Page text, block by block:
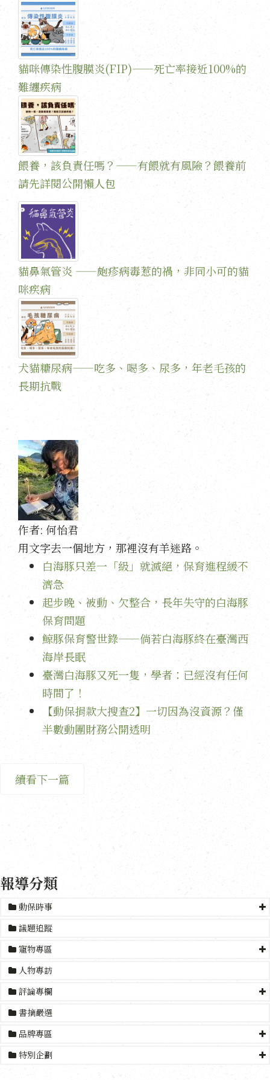
貓咪傳染性腹膜炎(FIP)——死亡率接近100%的
難纏疾病
餵養，該負責任嗎？——有餵就有風險？餵養前
請先詳閱公開懶人包
貓鼻氣管炎 ——皰疹病毒惹的禍，非同小可的貓
咪疾病
犬貓糖尿病——吃多、喝多、尿多，年老毛孩的
長期抗戰
作者: 何怡君
用文字去一個地方，那裡沒有羊迷路。
白海豚只差一「級」就滅絕，保育進程緩不
濟急
起步晚、被動、欠整合，長年失守的白海豚
保育問題
鯨豚保育警世錄——倘若白海豚終在臺灣西
海岸長眠
臺灣白海豚又死一隻，學者：已經沒有任何
時間了！
【動保捐款大搜查2】一切因為沒資源？僅
半數動團財務公開透明
續看下一篇
報導分類
動保時事
議題追蹤
寵物專區
人物專訪
評論專欄
書摘嚴選
品牌專區
特別企劃